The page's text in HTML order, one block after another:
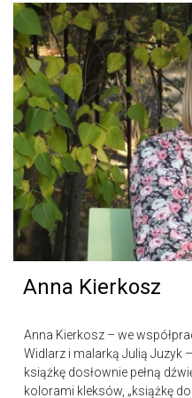
Anna Kierkosz
Anna Kierkosz – we
Widlarz i malarką Julią Juzyk
książkę dosłownie pełną
kolorami kleksów, „książkę